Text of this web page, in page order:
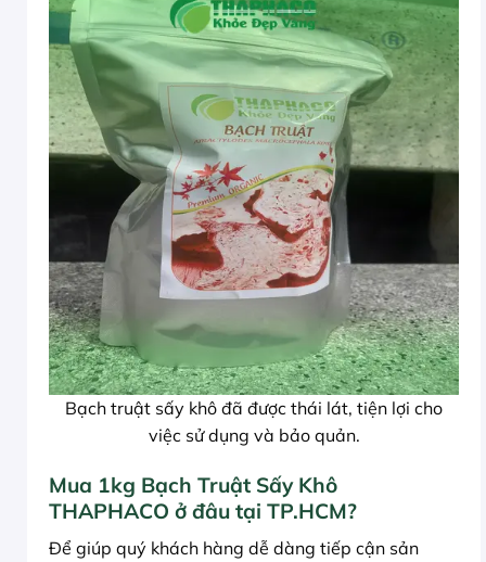
Bạch truật sấy khô đã được thái lát, tiện lợi cho
việc sử dụng và bảo quản.
Mua 1kg Bạch Truật Sấy Khô
THAPHACO ở đâu tại TP.HCM?
Để giúp quý khách hàng dễ dàng tiếp cận sản